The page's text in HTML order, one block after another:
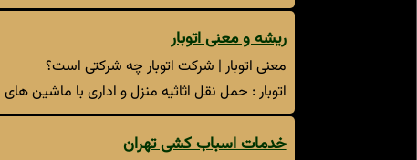
ریشه و معنی اتوبار
معنی اتوبار | شرکت اتوبار چه شرکتی است؟
اتوبار : حمل نقل اثاثیه منزل و اداری با ماشین های
خدمات اسباب کشی تهران